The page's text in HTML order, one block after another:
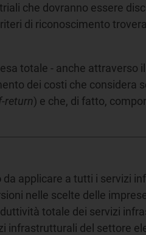
che dovranno essere
di riconoscimento
totale - anche attraverso
dei costi che considera
return) e che, di fatto,
da applicare a tutti i servizi
nelle scelte delle
totale dei servizi
infrastrutturali del settore